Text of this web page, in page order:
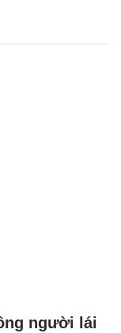
người lái